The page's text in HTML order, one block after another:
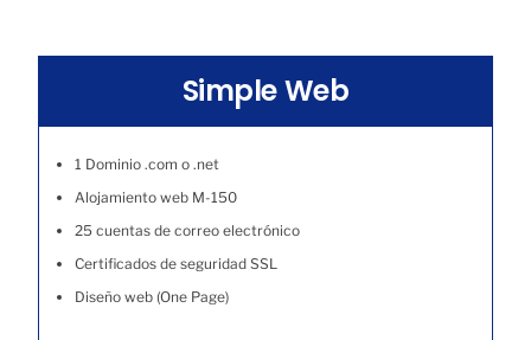
Simple Web
1 Dominio .com o .net
Alojamiento web M-150
25 cuentas de correo electrónico
Certificados de seguridad SSL
Diseño web (One Page)